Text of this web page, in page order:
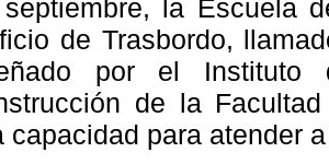
la Escuela
de Trasbordo,
por el Instituto
de la Facultad
capacidad para atender